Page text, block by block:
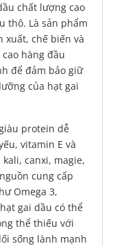
chất lượng cao
thô. Là sản phẩm
chế biến và
hàng đầu
để đảm bảo giữ
của hạt gai
protein dễ
vitamin E và
canxi, magie,
cung cấp
Omega 3,
gai dầu có thể
thể thiếu với
sống lành mạnh